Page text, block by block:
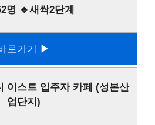
명 🔹새싹2단계
로가기 ▶
이스트 입주자 카페 (성본산
업단지)